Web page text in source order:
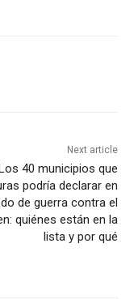
Next article
40 municipios que
podría declarar en
de guerra contra el
quiénes están en la
lista y por qué